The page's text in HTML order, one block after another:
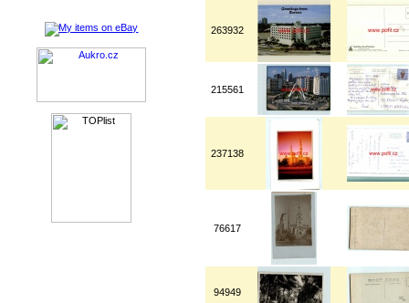
263932
215561
237138
76617
94949